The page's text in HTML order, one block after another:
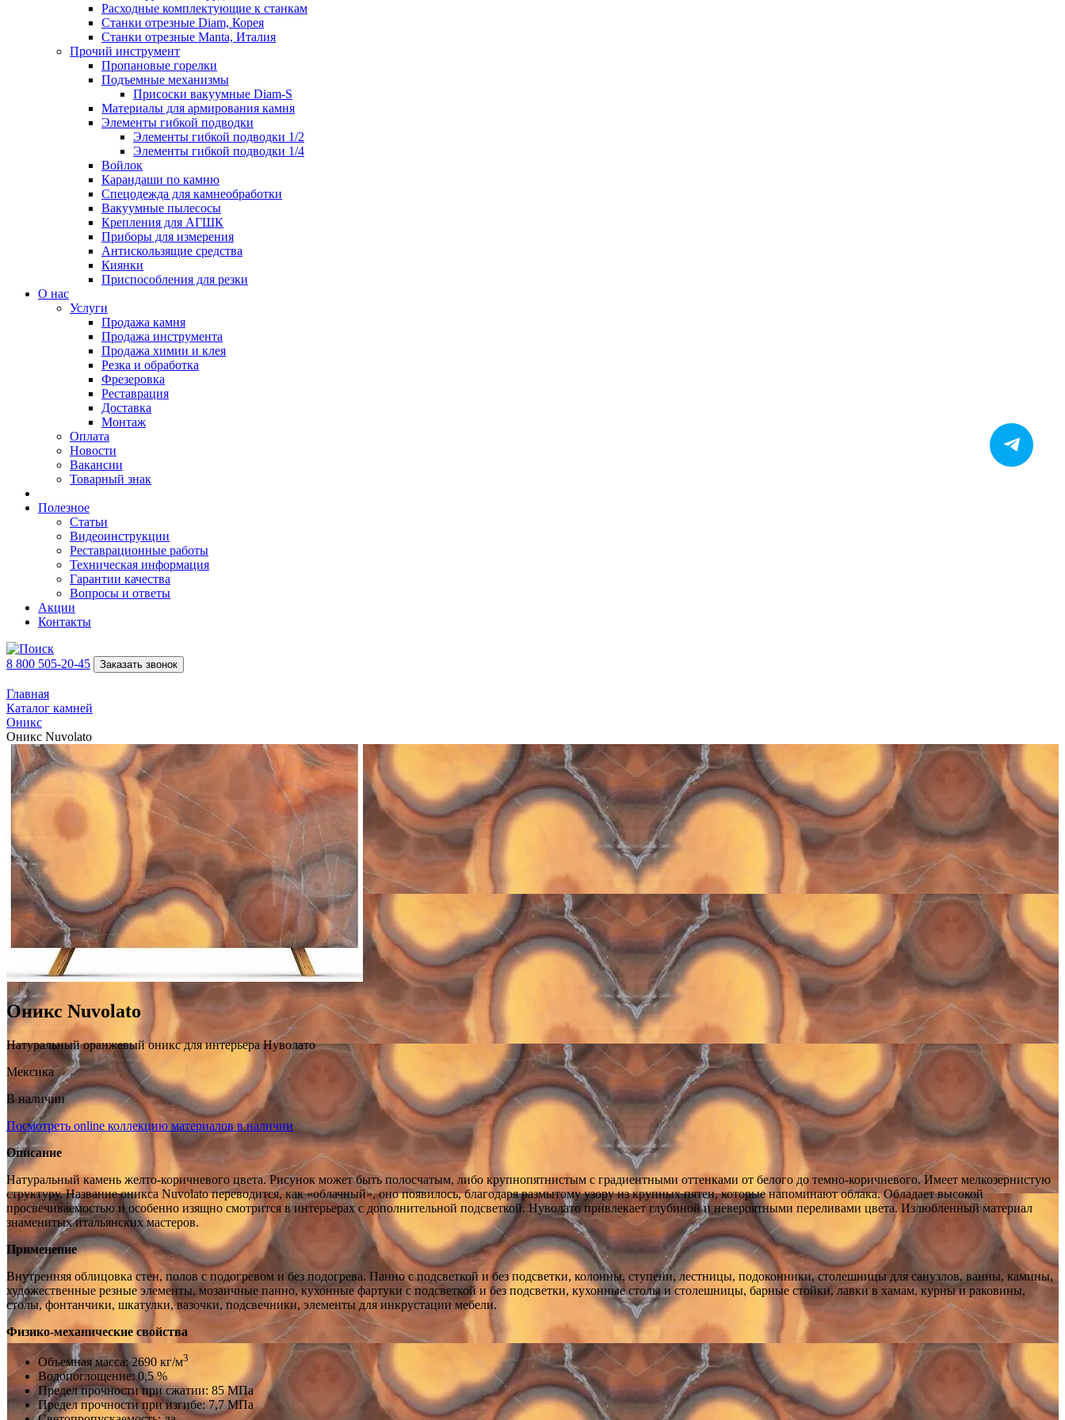
Расходные комплектующие к станкам
Станки отрезные Diam, Корея
Станки отрезные Manta, Италия
Прочий инструмент
Пропановые горелки
Подъeмные механизмы
Присоски вакуумные Diam-S
Материалы для армирования камня
Элементы гибкой подводки
Элементы гибкой подводки 1/2
Элементы гибкой подводки 1/4
Войлок
Карандаши по камню
Спецодежда для камнеобработки
Вакуумные пылесосы
Крепления для АГШК
Приборы для измерения
Антискользящие средства
Киянки
Приспособления для резки
О нас
Услуги
Продажа камня
Продажа инструмента
Продажа химии и клея
Резка и обработка
Фрезеровка
Реставрация
Доставка
Монтаж
Оплата
Новости
Вакансии
Товарный знак
Полезное
Статьи
Видеоинструкции
Реставрационные работы
Техническая информация
Гарантии качества
Вопросы и ответы
Акции
Контакты
8 800 505-20-45 Заказать звонок
Главная
Каталог камней
Оникс
Оникс Nuvolato
Оникс Nuvolato
Натуральный оранжевый оникс для интерьера Нуволато
Мексика
В наличии
Посмотреть online коллекцию материалов в наличии
Описание
Натуральный камень желто-коричневого цвета. Рисунок может быть полосчатым, либо крупнопятнистым с градиентными оттенками от белого до темно-коричневого. Имеет мелкозернистую
структуру. Название оникса Nuvolato переводится, как «облачный», оно появилось, благодаря размытому узору из крупных пятен, которые напоминают облака. Обладает высокой
просвечиваемостью и особенно изящно смотрится в интерьерах с дополнительной подсветкой. Нуволато привлекает глубиной и невероятными переливами цвета. Излюбленный материал
знаменитых итальянских мастеров.
Применение
Внутренняя облицовка стен, полов с подогревом и без подогрева. Панно с подсветкой и без подсветки, колонны, ступени, лестницы, подоконники, столешницы для санузлов, ванны, камины,
художественные резные элементы, мозаичные панно, кухонные фартуки с подсветкой и без подсветки, кухонные столы и столешницы, барные стойки, лавки в хамам, курны и раковины,
столы, фонтанчики, шкатулки, вазочки, подсвечники, элементы для инкрустации мебели.
Физико-механические свойства
Объемная масса: 2690 кг/м3
Водопоглощение: 0,5 %
Предел прочности при сжатии: 85 МПа
Предел прочности при изгибе: 7,7 МПа